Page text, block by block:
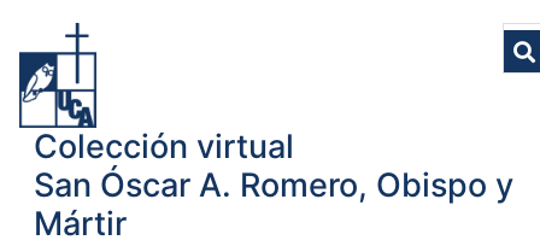
Colección virtual
San Óscar A. Romero, Obispo y
Mártir